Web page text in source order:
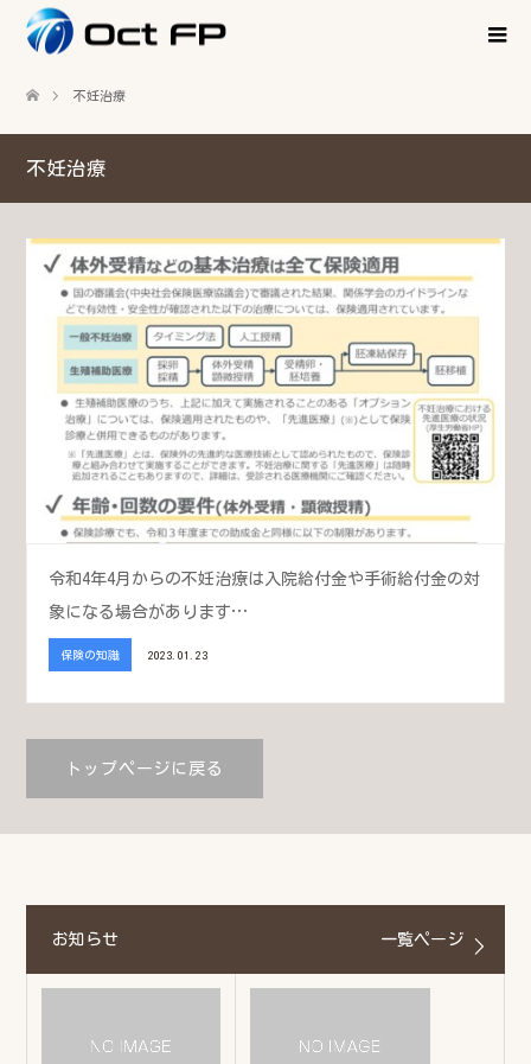
不妊治療
不妊治療
令和4年4月からの不妊治療は入院給付金や手術給付金の対
象になる場合があります…
保険の知識 2023.01.23
トップページに戻る
お知らせ 一覧ページ